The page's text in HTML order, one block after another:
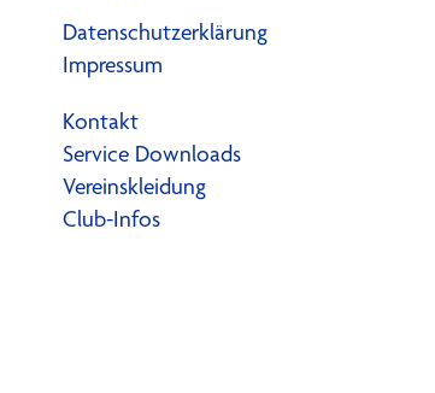
Datenschutzerklärung
Impressum
Kontakt
Service Downloads
Vereinskleidung
Club-Infos